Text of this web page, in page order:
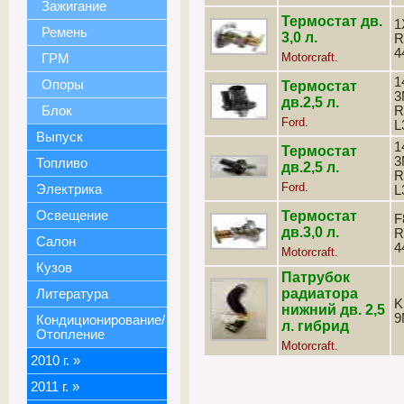
Зажигание
Ремень
ГРМ
Опоры
Блок
Выпуск
Топливо
Электрика
Освещение
Салон
Кузов
Литература
Кондиционирование/
Отопление
2010 г. »
2011 г. »
Термостат дв.
3,0 л.
Motorcraft.
Термостат
дв.2,5 л.
Ford.
Термостат
дв.2,5 л.
Ford.
Термостат
дв.3,0 л.
Motorcraft.
Патрубок
радиатора
нижний дв. 2,5
л. гибрид
Motorcraft.